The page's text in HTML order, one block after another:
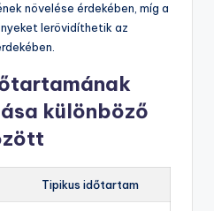
növelése érdekében, míg a
lerövidíthetik az
különböző
Tipikus időtartam